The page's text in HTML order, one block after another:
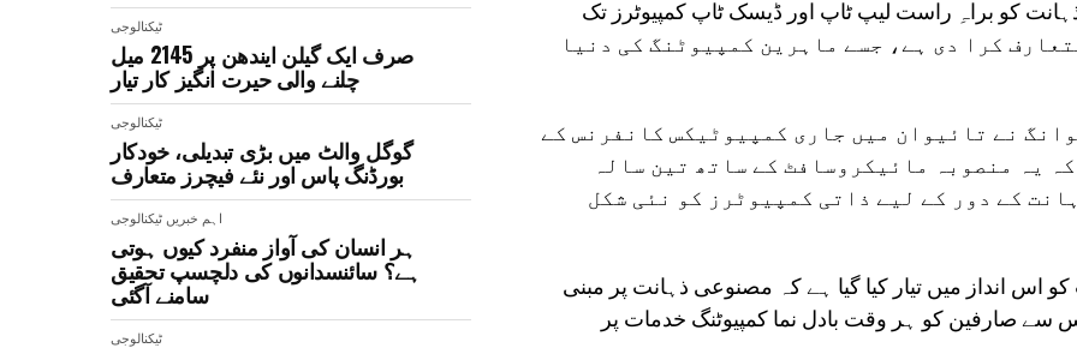
ٹیکنالوجی
صرف ایک گیلن ایندھن پر 2145 میل
چلنے والی حیرت انگیز کار تیار
ٹیکنالوجی
گوگل والٹ میں بڑی تبدیلی، خودکار
بورڈنگ پاس اور نئے فیچرز متعارف
اہم خبریں ٹیکنالوجی
ہر انسان کی آواز منفرد کیوں ہوتی
ہے؟ سائنسدانوں کی دلچسپ تحقیق
سامنے آگئی
ٹیکنالوجی
کو براہِ راست لیپ ٹاپ اور ڈیسک ٹاپ کمپیوٹرز تک
کرا دی ہے، جسے ماہرین کمپیوٹنگ کی دنیا
نے تائیوان میں جاری کمپیوٹیکس کانفرنس کے
یہ منصوبہ مائیکروسافٹ کے ساتھ تین سالہ
کے دور کے لیے ذاتی کمپیوٹرز کو نئی شکل
اس انداز میں تیار کیا گیا ہے کہ مصنوعی ذہانت پر مبنی
سے صارفین کو ہر وقت بادل نما کمپیوٹنگ خدمات پر